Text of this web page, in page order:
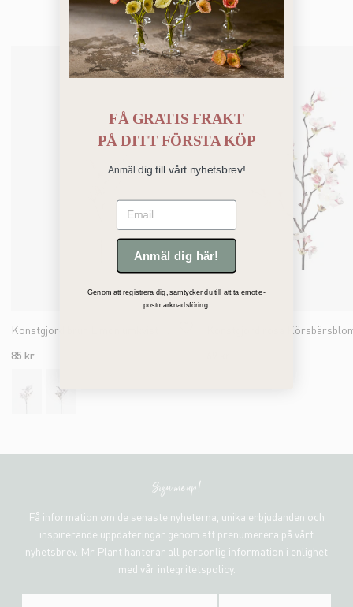
Du kanske också gillar
85 kr
Sign me up!
Få information om de senaste nyheterna, unika erbjudanden och
inspirerande uppdateringar genom att prenumerera på vårt
nyhetsbrev. Mr Plant hanterar all personlig information i enlighet
med vår integritetspolicy.
FÅ GRATIS FRAKT
PÅDITT FÖRSTA KÖP
Anmäl dig till vårt nyhetsbrev!
Email
Anmäl dig här!
Genom att registrera dig, samtycker du till att ta emot e-
postmarknadsföring.